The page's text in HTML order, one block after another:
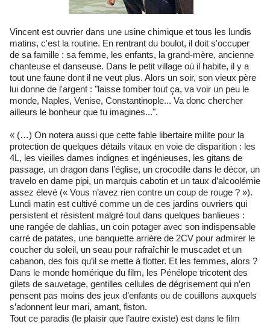
Vincent est ouvrier dans une usine chimique et tous les lundis
matins, c'est la routine. En rentrant du boulot, il doit s'occuper
de sa famille : sa femme, les enfants, la grand-mère, ancienne
chanteuse et danseuse. Dans le petit village où il habite, il y a
tout une faune dont il ne veut plus. Alors un soir, son vieux père
lui donne de l'argent : "laisse tomber tout ça, va voir un peu le
monde, Naples, Venise, Constantinople... Va donc chercher
ailleurs le bonheur que tu imagines...".
« (…) On notera aussi que cette fable libertaire milite pour la
protection de quelques détails vitaux en voie de disparition : les
4L, les vieilles dames indignes et ingénieuses, les gitans de
passage, un dragon dans l’église, un crocodile dans le décor, un
travelo en dame pipi, un marquis cabotin et un taux d’alcoolémie
assez élevé (« Vous n’avez rien contre un coup de rouge ? »).
Lundi matin est cultivé comme un de ces jardins ouvriers qui
persistent et résistent malgré tout dans quelques banlieues :
une rangée de dahlias, un coin potager avec son indispensable
carré de patates, une banquette arrière de 2CV pour admirer le
coucher du soleil, un seau pour rafraîchir le muscadet et un
cabanon, des fois qu’il se mette à flotter. Et les femmes, alors ?
Dans le monde homérique du film, les Pénélope tricotent des
gilets de sauvetage, gentilles cellules de dégrisement qui n’en
pensent pas moins des jeux d’enfants ou de couillons auxquels
s’adonnent leur mari, amant, fiston.
Tout ce paradis (le plaisir que l’autre existe) est dans le film